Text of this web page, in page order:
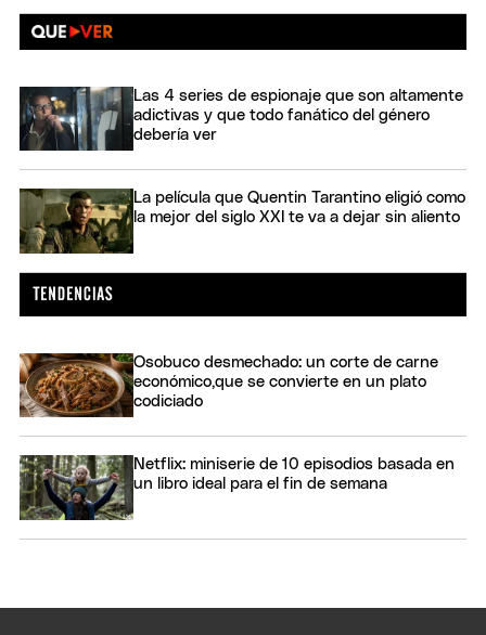
Las 4 series de espionaje que son altamente
adictivas y que todo fanático del género
debería ver
La película que Quentin Tarantino eligió como
la mejor del siglo XXI te va a dejar sin aliento
Osobuco desmechado: un corte de carne
económico,que se convierte en un plato
codiciado
Netflix: miniserie de 10 episodios basada en
un libro ideal para el fin de semana